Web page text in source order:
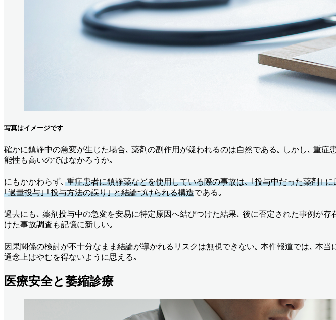
写真はイメージです
確かに鎮静中の急変が生じた場合､ 薬剤の副作用が疑われるのは自然である｡ しかし､ 重
能性も高いのではなかろうか｡
にもかかわらず､ 重症患者に鎮静薬などを使用している際の事故は､ ｢投与中だった薬剤｣
｢過量投与｣ ｢投与方法の誤り｣ と結論づけられる構造である｡
過去にも､ 薬剤投与中の急変を安易に特定原因へ結びつけた結果､ 後に否定された事例が
けた事故調査も記憶に新しい｡
因果関係の検討が不十分なまま結論が導かれるリスクは無視できない｡ 本件報道では､ 本
通念上はやむを得ないように思える｡
医療安全と萎縮診療